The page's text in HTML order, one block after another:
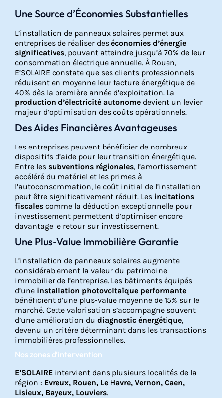
Une Source d’Économies Substantielles
L’installation de panneaux solaires permet aux
entreprises de réaliser des économies d’énergie
significatives, pouvant atteindre jusqu’à 70% de leur
consommation électrique annuelle. À Rouen,
E’SOLAIRE constate que ses clients professionnels
réduisent en moyenne leur facture énergétique de
40% dès la première année d’exploitation. La
production d’électricité autonome devient un levier
majeur d’optimisation des coûts opérationnels.
Des Aides Financières Avantageuses
Les entreprises peuvent bénéficier de nombreux
dispositifs d’aide pour leur transition énergétique.
Entre les subventions régionales, l’amortissement
accéléré du matériel et les primes à
l’autoconsommation, le coût initial de l’installation
peut être significativement réduit. Les incitations
fiscales comme la déduction exceptionnelle pour
investissement permettent d’optimiser encore
davantage le retour sur investissement.
Une Plus-Value Immobilière Garantie
L’installation de panneaux solaires augmente
considérablement la valeur du patrimoine
immobilier de l’entreprise. Les bâtiments équipés
d’une installation photovoltaïque performante
bénéficient d’une plus-value moyenne de 15% sur le
marché. Cette valorisation s’accompagne souvent
d’une amélioration du diagnostic énergétique,
devenu un critère déterminant dans les transactions
immobilières professionnelles.
Nos zones d’intervention
E’SOLAIRE intervient dans plusieurs localités de la
région : Evreux, Rouen, Le Havre, Vernon, Caen,
Lisieux, Bayeux, Louviers.